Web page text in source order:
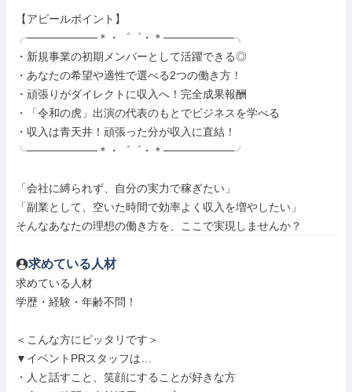
【アピールポイント】
╭─────────＊・゜゜・＊─────────╮
・新規事業の初期メンバーとして活躍できる◎
・あなたの希望や適性で選べる2つの働き方！
・頑張りがダイレクトに収入へ！完全成果報酬
・「令和の虎」出演の代表のもとでビジネスを学べる
・収入は青天井！頑張った分が収入に直結！
╰─────────＊・゜゜・＊─────────╯
「会社に縛られず、自分の実力で稼ぎたい」
「副業として、空いた時間で効率よく収入を増やしたい」
そんなあなたの理想の働き方を、ここで実現しませんか？
求めている人材
求めている人材
学歴・経験・年齢不問！
＜こんな方にピッタリです＞
▼イベントPRスタッフは…
・人と話すこと、笑顔にすることが好きな方